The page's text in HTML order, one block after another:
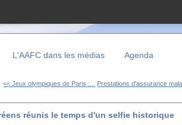
L'AAFC dans les médias Agenda
<< Jeux olympiques de Paris :... Prestations d'assurance
réunis le temps d'un selfie historique